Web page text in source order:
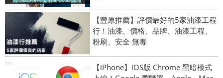
【豐原推薦】評價最好的5家油漆工程
行！油漆、價格、品牌、油漆工程、
粉刷、安全 無毒
【iPhone】iOS版 Chrome 黑暗模式